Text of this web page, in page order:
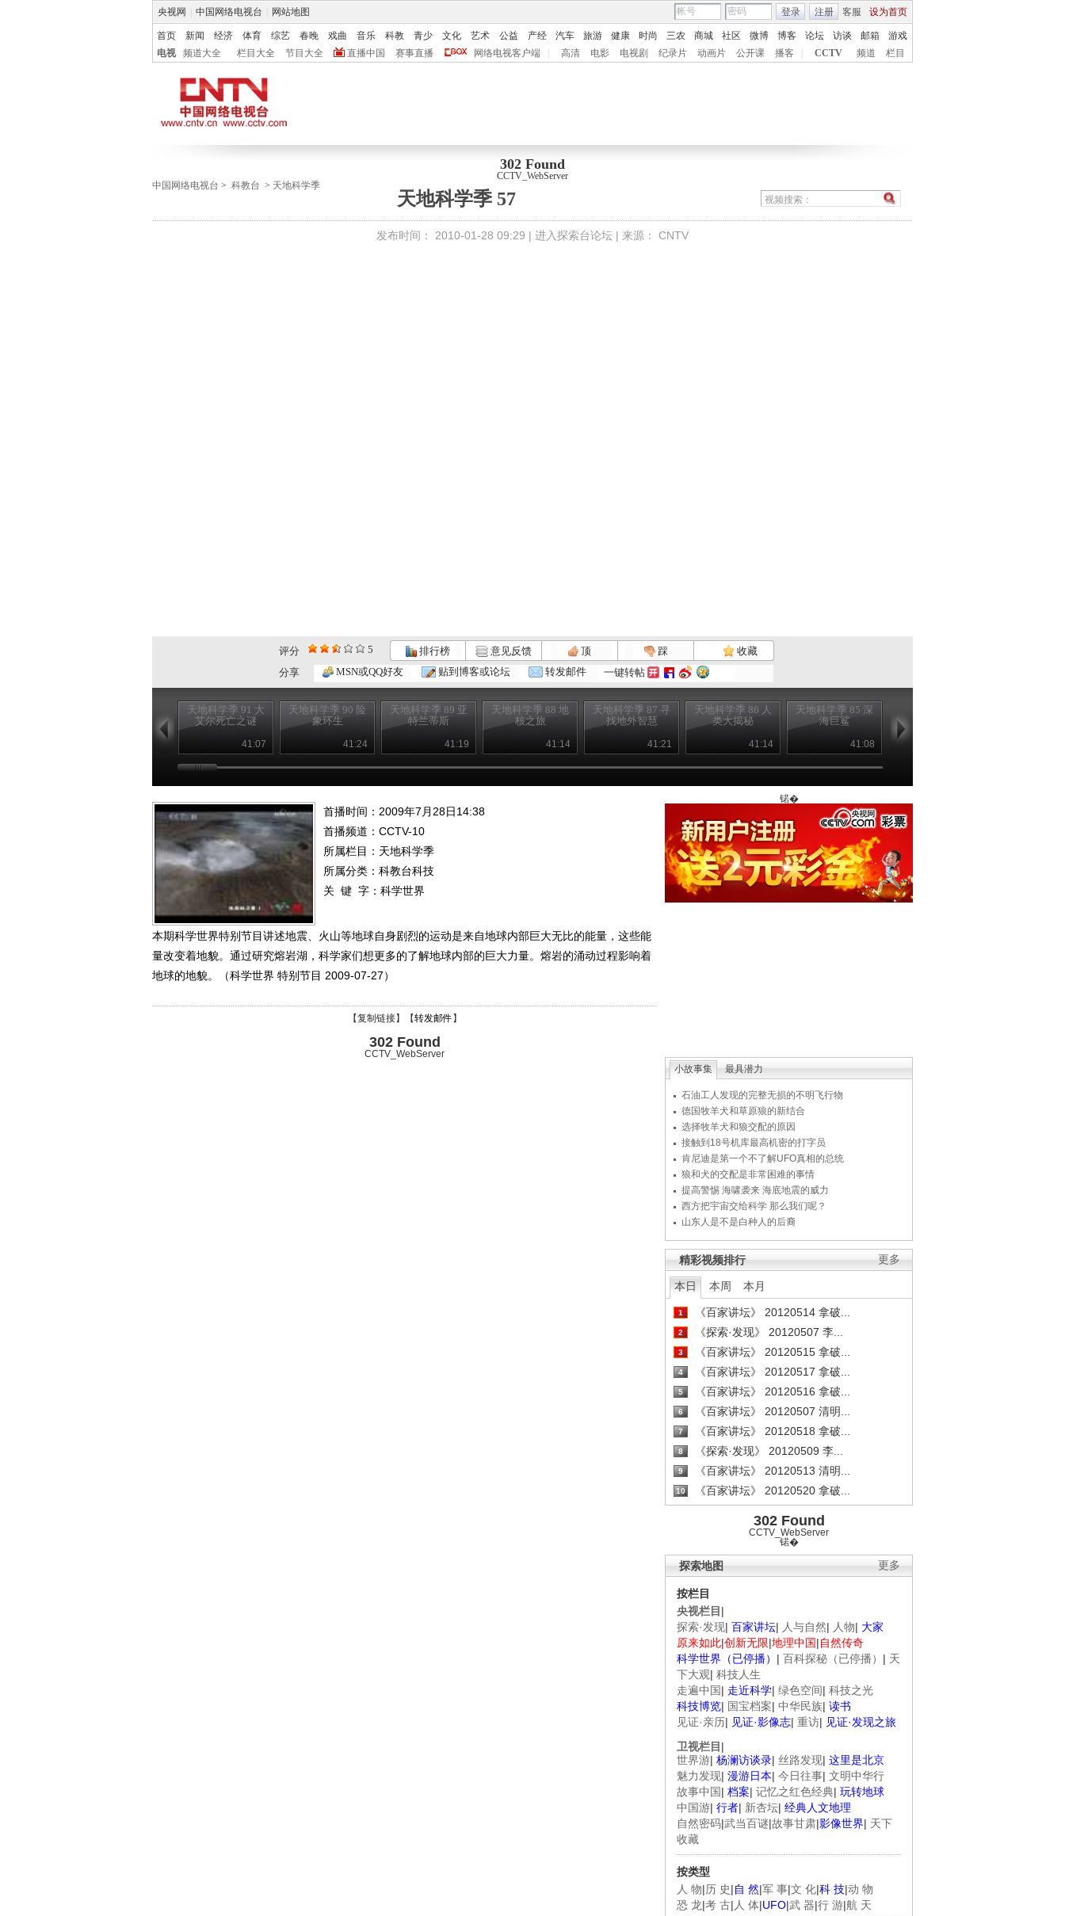
央视网 中国网络电视台 网站地图 客服 设为首页
登录 注册
首页 新闻 经济 体育 综艺 春晚 戏曲 音乐 科教 青少 文化 艺术 公益 产经 汽车 旅游 健康 时尚 三农 商城 社区 微博 博客 论坛 访谈 邮箱
游戏
电视
频道大全 栏目大全 节目大全 直播中国 赛事直播 网络电视客户端 高清 电影 电视剧 纪录片 动画片 公开课 播客 CCTV 频道 栏目
302 Found
CCTV_WebServer
中国网络电视台 > 科教台 > 天地科学季
天地科学季 57
发布时间： 2010-01-28 09:29 | 进入探索台论坛 | 来源： CNTV
评分 5 排行榜 意见反馈 顶 踩
收藏
分享
MSN或QQ好友 贴到博客或论坛 转发邮件 一键转帖
天地科学季 91 大
艾尔死亡之谜
41:07
天地科学季 90 险
象环生
41:24
天地科学季 89 亚
特兰蒂斯
41:19
天地科学季 88 地
核之旅
41:14
天地科学季 87 寻
找地外智慧
41:21
天地科学季 86 人
类大揭秘
41:14
天地科学季 85 深
海巨鲨
41:08
首播时间：2009年7月28日14:38
首播频道： CCTV-10
所属栏目： 天地科学季
所属分类：科教台科技
关 键 字： 科学世界
本期科学世界特别节目讲述地震、火山等地球自身剧烈的运动是来自地球内部巨大无比的能量，这些能
量改变着地貌。通过研究熔岩湖，科学家们想更多的了解地球内部的巨大力量。熔岩的涌动过程影响着
地球的地貌。（科学世界 特别节目 2009-07-27）
【复制链接】【转发邮件 】
302 Found
CCTV_WebServer
锘�
小故事集 最具潜力
石油工人发现的完整无损的不明飞行物
德国牧羊犬和草原狼的新结合
选择牧羊犬和狼交配的原因
接触到18号机库最高机密的打字员
肯尼迪是第一个不了解UFO真相的总统
狼和犬的交配是非常困难的事情
提高警惕 海啸袭来 海底地震的威力
西方把宇宙交给科学 那么我们呢？
山东人是不是白种人的后裔
更多
精彩视频排行
本日 本周 本月
1 《百家讲坛》 20120514 拿破...
2 《探索·发现》 20120507 李...
3 《百家讲坛》 20120515 拿破...
4 《百家讲坛》 20120517 拿破...
5 《百家讲坛》 20120516 拿破...
6 《百家讲坛》 20120507 清明...
7 《百家讲坛》 20120518 拿破...
8 《探索·发现》 20120509 李...
9 《百家讲坛》 20120513 清明...
10 《百家讲坛》 20120520 拿破...
302 Found
CCTV_WebServer
锘�
更多
探索地图
按栏目
央视栏目 |
探索·发现| 百家讲坛| 人与自然| 人物| 大家
原来如此|创新无限|地理中国|自然传奇
科学世界（已停播） | 百科探秘（已停播） | 天
下大观| 科技人生
走遍中国| 走近科学| 绿色空间| 科技之光
科技博览| 国宝档案| 中华民族| 读书
见证·亲历| 见证·影像志| 重访| 见证·发现之旅
卫视栏目 |
世界游| 杨澜访谈录| 丝路发现| 这里是北京
魅力发现| 漫游日本| 今日往事| 文明中华行
故事中国| 档案| 记忆之红色经典| 玩转地球
中国游| 行者| 新杏坛| 经典人文地理
自然密码|武当百谜|故事甘肃|影像世界| 天下
收藏
按类型
人 物|历 史|自 然|军 事|文 化|科 技|动 物
恐 龙|考 古| 人 体|UFO|武 器|行 游|航 天